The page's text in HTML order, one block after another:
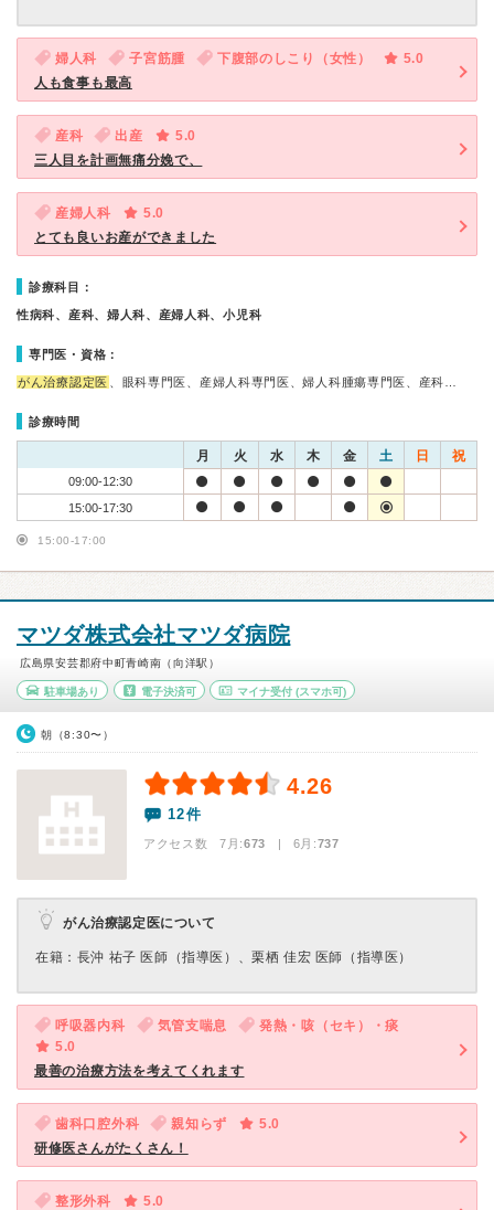
婦人科 子宮筋腫 下腹部のしこり（女性）
5.0
人も食事も最高
産科 出産
5.0
三人目を計画無痛分娩で、
産婦人科
5.0
とても良いお産ができました
診療科目：
性病科、産科、婦人科、産婦人科、小児科
専門医・資格：
がん治療認定医 、眼科専門医、産婦人科専門医、婦人科腫瘍専門医、産科…
診療時間
月 火 水 木 金 土 日 祝
09:00-12:30
15:00-17:30
15:00-17:00
マツダ株式会社マツダ病院
広島県安芸郡府中町青崎南（向洋駅）
駐車場あり 電子決済可 マイナ受付 (スマホ可)
朝（8:30〜）
4.26
12件
アクセス数 7月:673 | 6月:737
がん治療認定医について
在籍：⻑沖 祐⼦ 医師（指導医）、栗栖 佳宏 医師（指導医）
呼吸器内科 気管支喘息
発熱・咳（セキ）・痰
5.0
最善の治療方法を考えてくれます
歯科口腔外科 親知らず
5.0
研修医さんがたくさん！
整形外科
5.0